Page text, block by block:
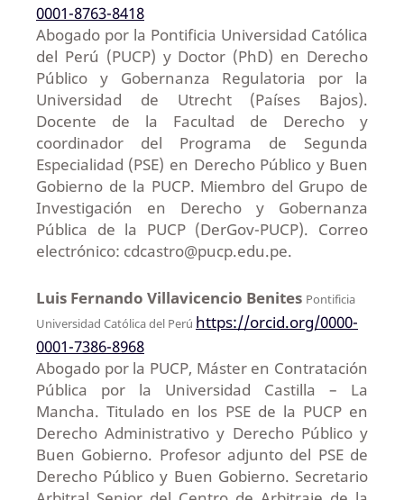
0001-8763-8418
Abogado por la Pontificia Universidad Católica
del Perú (PUCP) y Doctor (PhD) en Derecho
Público y Gobernanza Regulatoria por la
Universidad de Utrecht (Países Bajos).
Docente de la Facultad de Derecho y
coordinador del Programa de Segunda
Especialidad (PSE) en Derecho Público y Buen
Gobierno de la PUCP. Miembro del Grupo de
Investigación en Derecho y Gobernanza
Pública de la PUCP (DerGov-PUCP). Correo
electrónico: cdcastro@pucp.edu.pe.
Luis Fernando Villavicencio Benites Pontificia
Universidad Católica del Perú https://orcid.org/0000-
0001-7386-8968
Abogado por la PUCP, Máster en Contratación
Pública por la Universidad Castilla – La
Mancha. Titulado en los PSE de la PUCP en
Derecho Administrativo y Derecho Público y
Buen Gobierno. Profesor adjunto del PSE de
Derecho Público y Buen Gobierno. Secretario